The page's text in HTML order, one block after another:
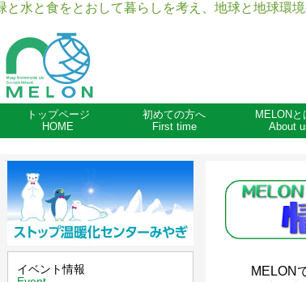
と水と食をとおして暮らしを考え、地球と地球環
トップページ
HOME
初めての方へ
First time
MELONと
About
イベント情報
MELON